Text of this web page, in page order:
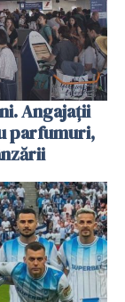
Angajații
parfumuri,